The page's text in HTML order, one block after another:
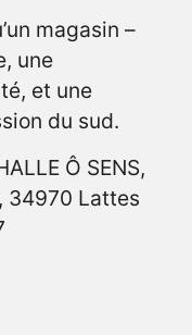
magasin –
une
et une
du sud.
Ô SENS,
34970 Lattes